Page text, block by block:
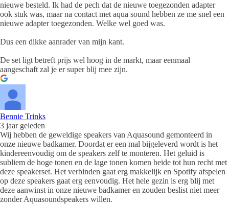
nieuwe besteld. Ik had de pech dat de nieuwe toegezonden adapter
ook stuk was, maar na contact met aqua sound hebben ze me snel een
nieuwe adapter toegezonden. Welke wel goed was.
Dus een dikke aanrader van mijn kant.
De set ligt betreft prijs wel hoog in de markt, maar eenmaal
aangeschaft zal je er super blij mee zijn.
Bennie Trinks
3 jaar geleden
Wij hebben de geweldige speakers van Aquasound gemonteerd in
onze nieuwe badkamer. Doordat er een mal bijgeleverd wordt is het
kindereenvoudig om de speakers zelf te monteren. Het geluid is
subliem de hoge tonen en de lage tonen komen beide tot hun recht met
deze speakerset. Het verbinden gaat erg makkelijk en Spotify afspelen
op deze speakers gaat erg eenvoudig. Het hele gezin is erg blij met
deze aanwinst in onze nieuwe badkamer en zouden beslist niet meer
zonder Aquasoundspeakers willen.